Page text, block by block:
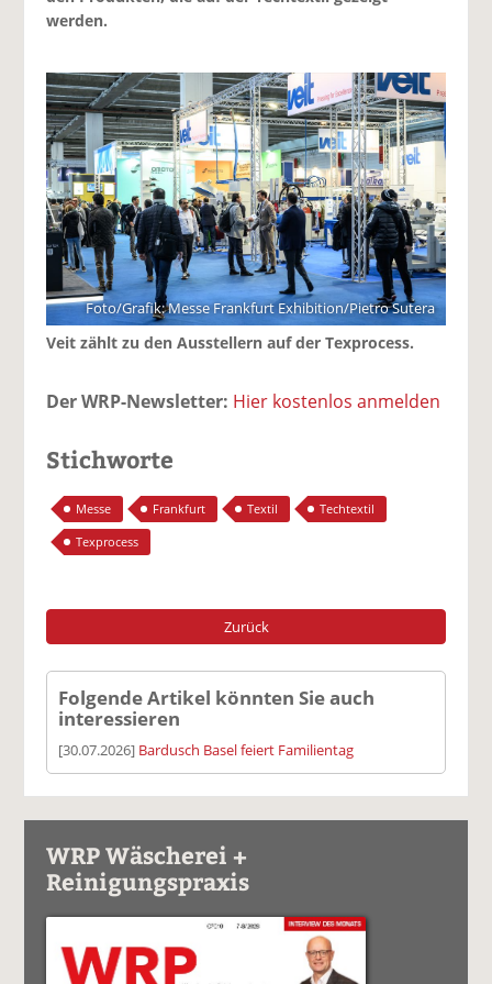
werden.
Foto/Grafik: Messe Frankfurt Exhibition/Pietro Sutera
Veit zählt zu den Ausstellern auf der Texprocess.
Der WRP-Newsletter: Hier kostenlos anmelden
Stichworte
Messe Frankfurt Textil
Techtextil
Texprocess
Zurück
Folgende Artikel könnten Sie auch
interessieren
[30.07.2026] Bardusch Basel feiert Familientag
WRP Wäscherei +
Reinigungspraxis